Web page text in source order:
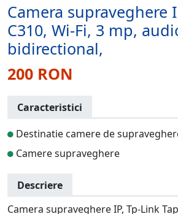
Camera supraveghere
C310, Wi-Fi, 3 mp,
bidirectional,
200 RON
Caracteristici
Destinatie camere de
Camere supraveghere
Descriere
Camera supraveghere IP, Tp-Link